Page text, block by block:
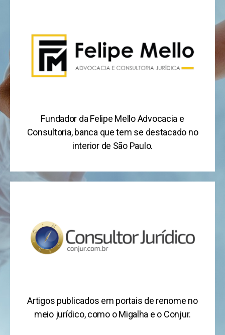
Fundador da Felipe Mello Advocacia e
Consultoria, banca que tem se destacado no
interior de São Paulo.
Artigos publicados em portais de renome no
meio jurídico, como o Migalha e o Conjur.